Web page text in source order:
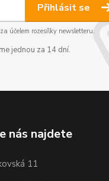
Přihlásit se
účelem rozesílky newsletteru.
jednou za 14 dní.
nás najdete
11